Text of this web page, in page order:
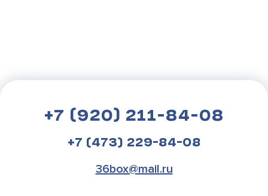
+7 (920) 211-84-08
+7 (473) 229-84-08
36box@mail.ru